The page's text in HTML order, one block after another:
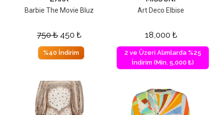
Barbie The Movie Bluz
750₺ 450 ₺
%40 İndirim
Art Deco Elbise
18,000 ₺
2 ve Üzeri Alımlarda %25
İndirim (Min. 5,000 ₺)